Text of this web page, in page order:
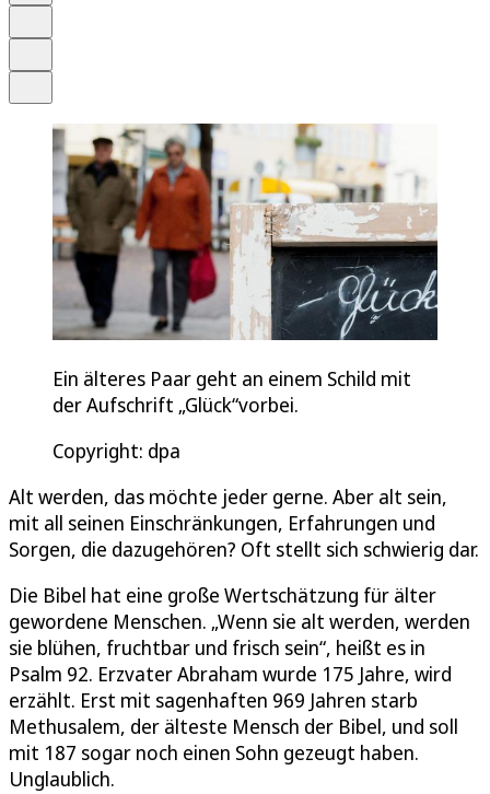
Ein älteres Paar geht an einem Schild mit
der Aufschrift „Glück“vorbei.
Copyright: dpa
Alt werden, das möchte jeder gerne. Aber alt sein,
mit all seinen Einschränkungen, Erfahrungen und
Sorgen, die dazugehören? Oft stellt sich schwierig dar.
Die Bibel hat eine große Wertschätzung für älter
gewordene Menschen. „Wenn sie alt werden, werden
sie blühen, fruchtbar und frisch sein“, heißt es in
Psalm 92. Erzvater Abraham wurde 175 Jahre, wird
erzählt. Erst mit sagenhaften 969 Jahren starb
Methusalem, der älteste Mensch der Bibel, und soll
mit 187 sogar noch einen Sohn gezeugt haben.
Unglaublich.